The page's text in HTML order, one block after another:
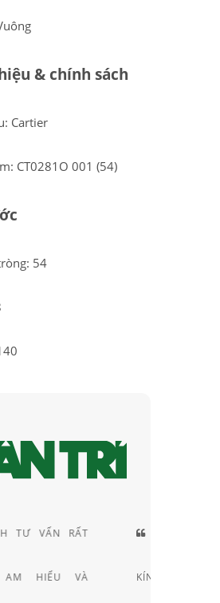
& chính sách
Cartier
CT0281O 001 (54)
54
XU HƯỚNG MẮT
NHẤT CỦA THƯƠNG